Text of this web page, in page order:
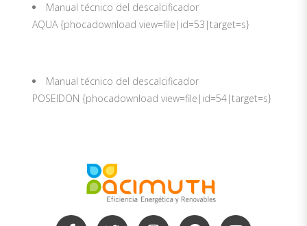
Manual técnico del descalcificador
AQUA {phocadownload view=file|id=53|target=s}
Manual técnico del descalcificador
POSEIDON {phocadownload view=file|id=54|target=s}